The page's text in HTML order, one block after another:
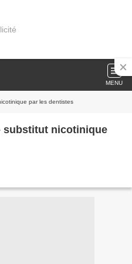
MENU
par les dentistes
substitut nicotinique